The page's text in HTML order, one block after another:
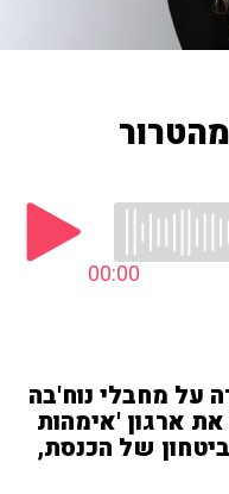
מהטרור
00:00
על מחבלי נוח'בה
ארגון 'אימהות
של הכנסת,